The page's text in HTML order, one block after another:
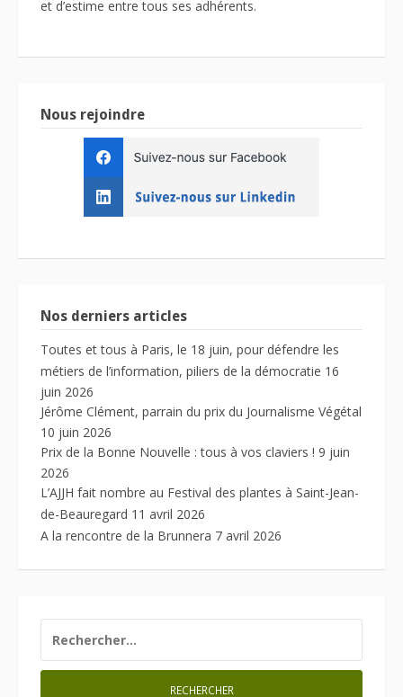
et d’estime entre tous ses adhérents.
Nous rejoindre
Nos derniers articles
Toutes et tous à Paris, le 18 juin, pour défendre les
métiers de l’information, piliers de la démocratie 16
juin 2026
Jérôme Clément, parrain du prix du Journalisme Végétal
10 juin 2026
Prix de la Bonne Nouvelle : tous à vos claviers ! 9 juin
2026
L’AJJH fait nombre au Festival des plantes à Saint-Jean-
de-Beauregard 11 avril 2026
A la rencontre de la Brunnera 7 avril 2026